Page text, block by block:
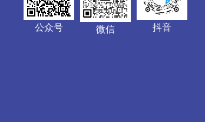
公众号 微信 抖音